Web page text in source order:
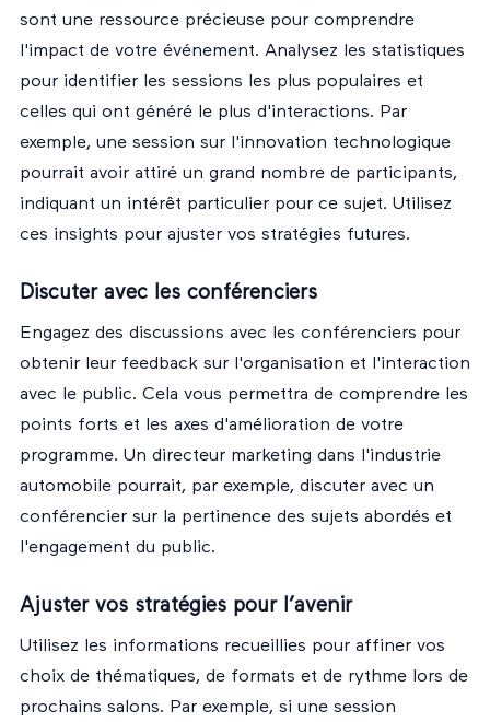
sont une ressource précieuse pour comprendre
l'impact de votre événement. Analysez les statistiques
pour identifier les sessions les plus populaires et
celles qui ont généré le plus d'interactions. Par
exemple, une session sur l'innovation technologique
pourrait avoir attiré un grand nombre de participants,
indiquant un intérêt particulier pour ce sujet. Utilisez
ces insights pour ajuster vos stratégies futures.
Discuter avec les conférenciers
Engagez des discussions avec les conférenciers pour
obtenir leur feedback sur l'organisation et l'interaction
avec le public. Cela vous permettra de comprendre les
points forts et les axes d'amélioration de votre
programme. Un directeur marketing dans l'industrie
automobile pourrait, par exemple, discuter avec un
conférencier sur la pertinence des sujets abordés et
l'engagement du public.
Ajuster vos stratégies pour l’avenir
Utilisez les informations recueillies pour affiner vos
choix de thématiques, de formats et de rythme lors de
prochains salons. Par exemple, si une session